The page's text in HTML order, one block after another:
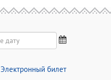
Электронный билет